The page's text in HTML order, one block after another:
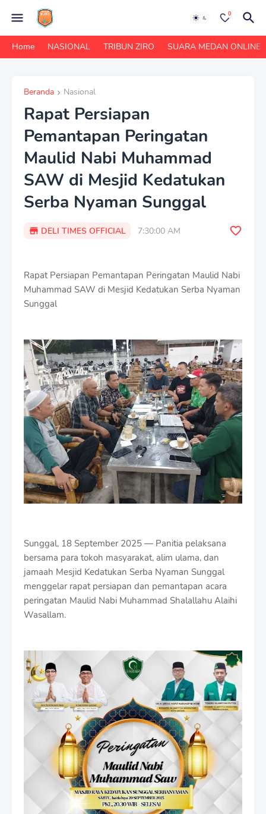
0
Home NASIONAL TRIBUN ZIRO SUARA MEDAN ONLINE
Beranda Nasional
Rapat Persiapan
Pemantapan Peringatan
Maulid Nabi Muhammad
SAW di Mesjid Kedatukan
Serba Nyaman Sunggal
DELI TIMES OFFICIAL 7:30:00 AM
Rapat Persiapan Pemantapan Peringatan Maulid Nabi
Muhammad SAW di Mesjid Kedatukan Serba Nyaman
Sunggal
Sunggal, 18 September 2025 — Panitia pelaksana
bersama para tokoh masyarakat, alim ulama, dan
jamaah Mesjid Kedatukan Serba Nyaman Sunggal
menggelar rapat persiapan dan pemantapan acara
peringatan Maulid Nabi Muhammad Shalallahu Alaihi
Wasallam.